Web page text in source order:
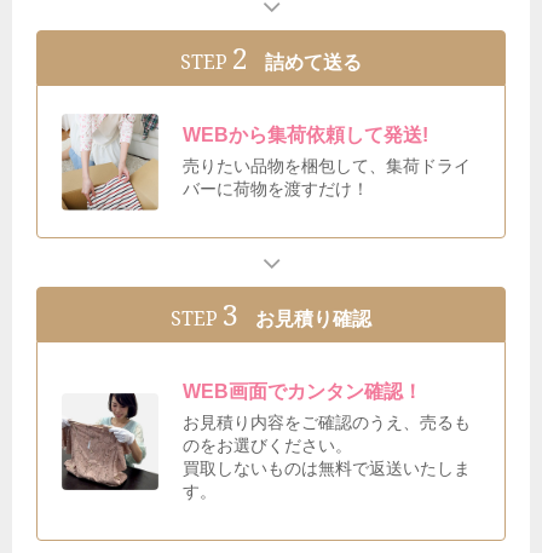
STEP 2 詰めて送る
WEBから集荷依頼して発送!
売りたい品物を梱包して、集荷ドライ
バーに荷物を渡すだけ！
STEP 3 お見積り確認
WEB画面でカンタン確認！
お見積り内容をご確認のうえ、売るも
のをお選びください。
買取しないものは無料で返送いたしま
す。